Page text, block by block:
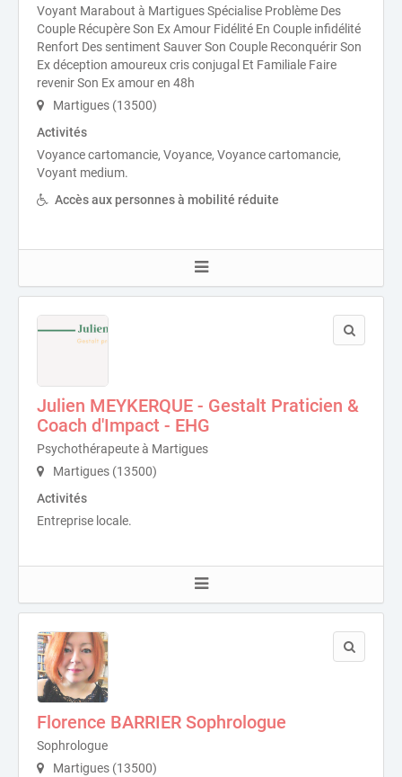
Voyant Marabout à Martigues Spécialise Problème Des
Couple Récupère Son Ex Amour Fidélité En Couple infidélité
Renfort Des sentiment Sauver Son Couple Reconquérir Son
Ex déception amoureux cris conjugal Et Familiale Faire
revenir Son Ex amour en 48h
Martigues (13500)
Activités
Voyance cartomancie, Voyance, Voyance cartomancie,
Voyant medium.
Accès aux personnes à mobilité réduite
Julien MEYKERQUE - Gestalt Praticien &
Coach d'Impact - EHG
Psychothérapeute à Martigues
Martigues (13500)
Activités
Entreprise locale.
Florence BARRIER Sophrologue
Sophrologue
Martigues (13500)